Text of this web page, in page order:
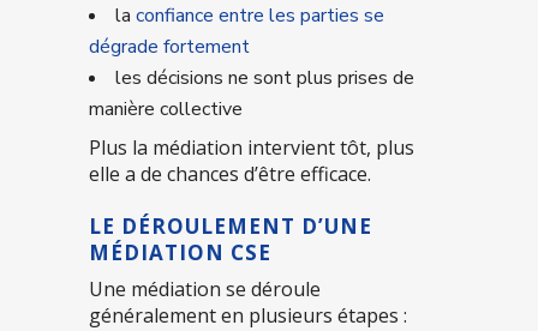
la confiance entre les parties se
dégrade fortement
les décisions ne sont plus prises de
manière collective
Plus la médiation intervient tôt, plus
elle a de chances d’être efficace.
LE DÉROULEMENT D’UNE
MÉDIATION CSE
Une médiation se déroule
généralement en plusieurs étapes :